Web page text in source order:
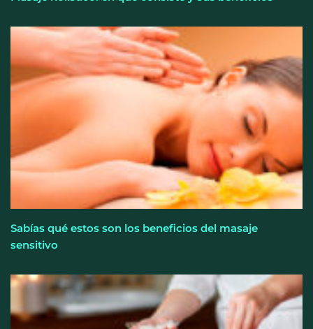
Sabías qué estos son los beneficios del masaje
sensitivo